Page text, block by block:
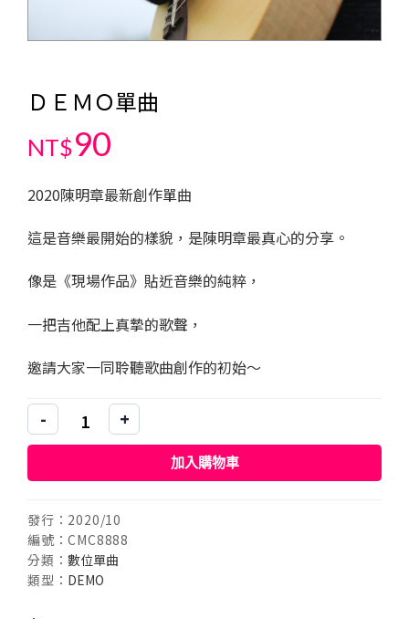
ＤＥＭＯ單曲
NT$90
2020陳明章最新創作單曲
這是音樂最開始的樣貌，是陳明章最真心的分享。
像是《現場作品》貼近音樂的純粹，
一把吉他配上真摯的歌聲，
邀請大家一同聆聽歌曲創作的初始～
-
Ｄ
Ｅ
Ｍ
單
曲
數
量
+
加入購物車
發行：2020/10
編號：CMC8888
分類：數位單曲
類型： DEMO